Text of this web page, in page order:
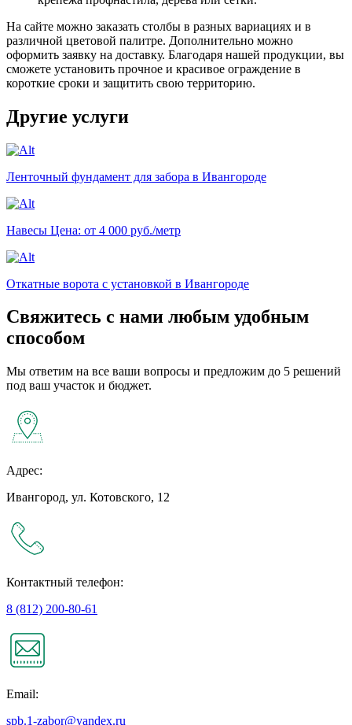
На сайте можно заказать столбы в разных вариациях и в
различной цветовой палитре. Дополнительно можно
оформить заявку на доставку. Благодаря нашей продукции, вы
сможете установить прочное и красивое ограждение в
короткие сроки и защитить свою территорию.
Другие услуги
Ленточный фундамент для забора в Ивангороде
Навесы Цена: от 4 000 руб./метр
Откатные ворота с установкой в Ивангороде
Свяжитесь с нами любым удобным
способом
Мы ответим на все ваши вопросы и предложим до 5 решений
под ваш участок и бюджет.
Адрес:
Ивангород, ул. Котовского, 12
Контактный телефон:
8 (812) 200-80-61
Email:
spb.1-zabor@yandex.ru